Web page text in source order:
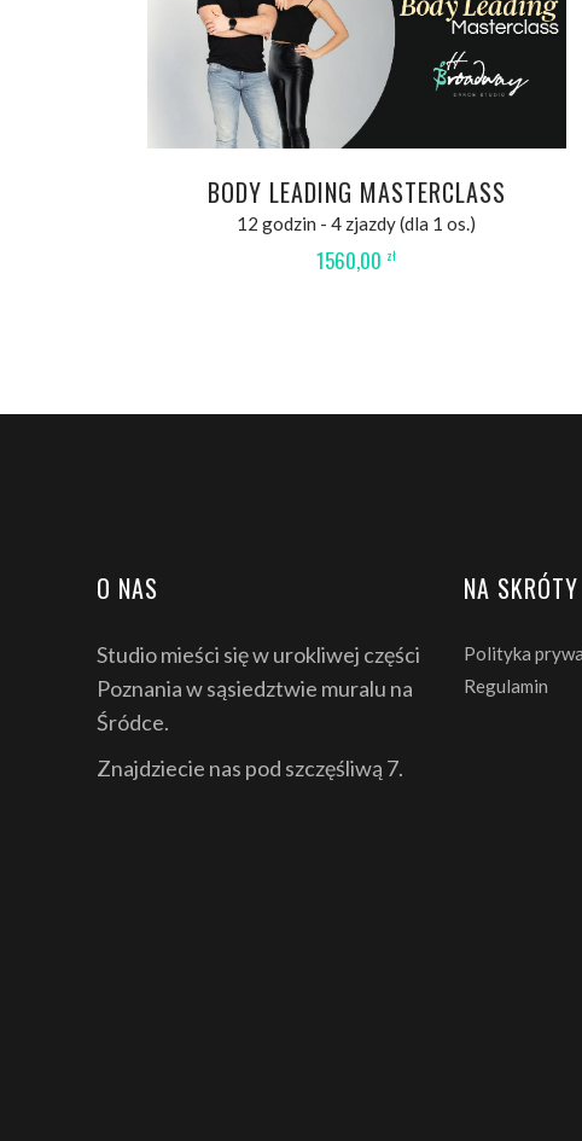
DODAJ DO KOSZYKA
BODY LEADING MASTERCLASS
12 godzin - 4 zjazdy (dla 1 os.)
1560,00 zł
O NAS
Studio mieści się w urokliwej części
Poznania w sąsiedztwie muralu na
Śródce.
Znajdziecie nas pod szczęśliwą 7.
NA SKRÓTY
Polityka
Regulamin